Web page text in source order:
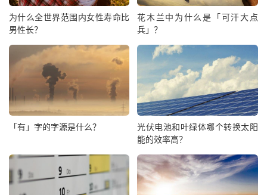
为什么全世界范围内女性寿命比
男性长？
花木兰中为什么是「可汗大点
兵」？
「有」字的字源是什么？
光伏电池和叶绿体哪个转换太阳
能的效率高？